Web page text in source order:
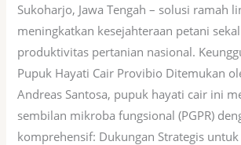
Sukoharjo, Jawa Tengah – solusi ramah
meningkatkan kesejahteraan petani
produktivitas pertanian nasional.
Pupuk Hayati Cair Provibio Ditemukan
Andreas Santosa, pupuk hayati cair ini
sembilan mikroba fungsional (PGPR)
komprehensif: Dukungan Strategis